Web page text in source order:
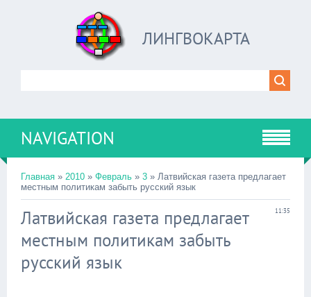
ЛИНГВОКАРТА
NAVIGATION
Главная » 2010 » Февраль » 3 » Латвийская газета предлагает
местным политикам забыть русский язык
11:35
Латвийская газета предлагает
местным политикам забыть
русский язык